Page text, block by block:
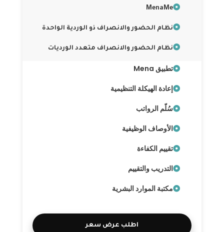
MenaMe
نظام الحضور والانصراف ذو الوردية الواحدة
نظام الحضور والانصراف متعدد الورديات
تطبيق Mena
إعادة الهيكلة التنظيمية
سُلّم الرواتب
الأوصاف الوظيفية
تقييم الكفاءة
التدريب والتقييم
مكتبة الموارد البشرية
اطلب عرض سعر